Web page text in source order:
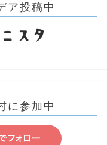
ア投稿中
に参加中